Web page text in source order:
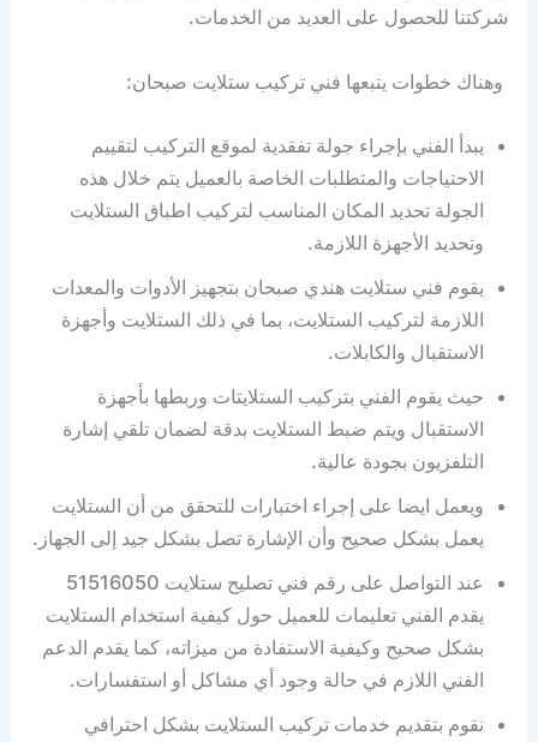
شركتنا للحصول على العديد من الخدمات.
وهناك خطوات يتبعها فني تركيب ستلايت صبحان:
يبدأ الفني بإجراء جولة تفقدية لموقع التركيب لتقييم
الاحتياجات والمتطلبات الخاصة بالعميل يتم خلال هذه
الجولة تحديد المكان المناسب لتركيب اطباق الستلايت
وتحديد الأجهزة اللازمة.
يقوم فني ستلايت هندي صبحان بتجهيز الأدوات والمعدات
اللازمة لتركيب الستلايت، بما في ذلك الستلايت وأجهزة
الاستقبال والكابلات.
حيث يقوم الفني بتركيب الستلايتات وربطها بأجهزة
الاستقبال ويتم ضبط الستلايت بدقة لضمان تلقي إشارة
التلفزيون بجودة عالية.
ويعمل ايضا على إجراء اختبارات للتحقق من أن الستلايت
يعمل بشكل صحيح وأن الإشارة تصل بشكل جيد إلى الجهاز.
عند التواصل على رقم فني تصليح ستلايت 51516050
يقدم الفني تعليمات للعميل حول كيفية استخدام الستلايت
بشكل صحيح وكيفية الاستفادة من ميزاته، كما يقدم الدعم
الفني اللازم في حالة وجود أي مشاكل أو استفسارات.
نقوم بتقديم خدمات تركيب الستلايت بشكل احترافي